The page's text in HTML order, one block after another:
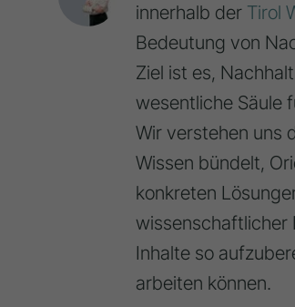
innerhalb der Tirol
Bedeutung von
Ziel ist es,
wesentliche Säule
Wir verstehen uns
Wissen bündelt,
konkreten
wissenschaftlicher
Inhalte so
arbeiten können.